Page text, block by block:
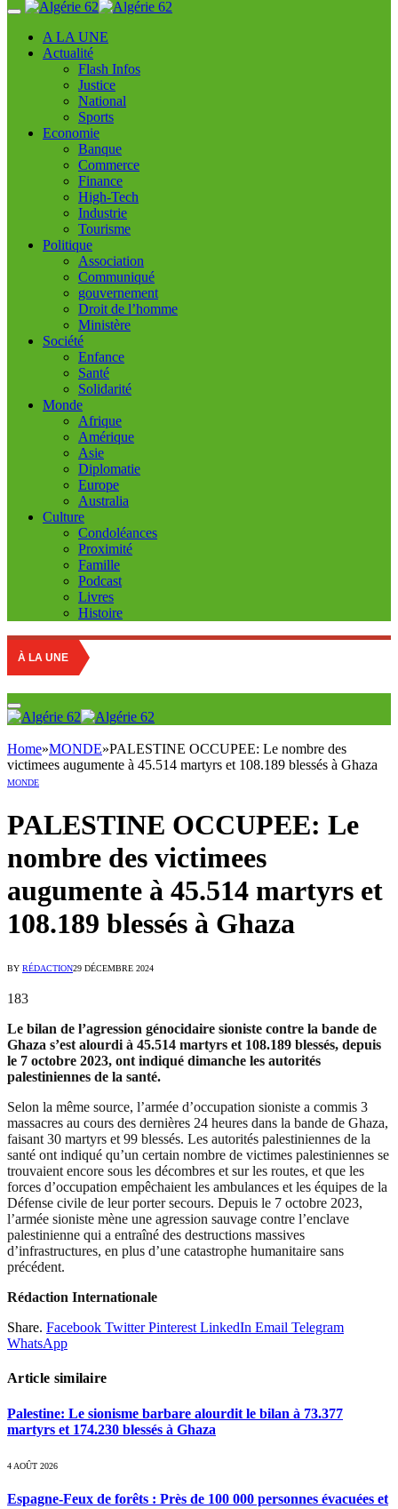
A LA UNE
Actualité
Flash Infos
Justice
National
Sports
Economie
Banque
Commerce
Finance
High-Tech
Industrie
Tourisme
Politique
Association
Communiqué
gouvernement
Droit de l’homme
Ministère
Société
Enfance
Santé
Solidarité
Monde
Afrique
Amérique
Asie
Diplomatie
Europe
Australia
Culture
Condoléances
Proximité
Famille
Podcast
Livres
Histoire
À LA UNE
Home»MONDE»PALESTINE OCCUPEE: Le nombre des
victimees augumente à 45.514 martyrs et 108.189 blessés à Ghaza
MONDE
PALESTINE OCCUPEE: Le
nombre des victimees
augumente à 45.514 martyrs et
108.189 blessés à Ghaza
BY RÉDACTION29 DÉCEMBRE 2024
183
Le bilan de l’agression génocidaire sioniste contre la bande de
Ghaza s’est alourdi à 45.514 martyrs et 108.189 blessés, depuis
le 7 octobre 2023, ont indiqué dimanche les autorités
palestiniennes de la santé.
Selon la même source, l’armée d’occupation sioniste a commis 3
massacres au cours des dernières 24 heures dans la bande de Ghaza,
faisant 30 martyrs et 99 blessés. Les autorités palestiniennes de la
santé ont indiqué qu’un certain nombre de victimes palestiniennes se
trouvaient encore sous les décombres et sur les routes, et que les
forces d’occupation empêchaient les ambulances et les équipes de la
Défense civile de leur porter secours. Depuis le 7 octobre 2023,
l’armée sioniste mène une agression sauvage contre l’enclave
palestinienne qui a entraîné des destructions massives
d’infrastructures, en plus d’une catastrophe humanitaire sans
précédent.
Rédaction Internationale
Share. Facebook Twitter Pinterest LinkedIn Email Telegram
WhatsApp
Article similaire
Palestine: Le sionisme barbare alourdit le bilan à 73.377
martyrs et 174.230 blessés à Ghaza
4 AOÛT 2026
Espagne-Feux de forêts : Près de 100 000 personnes évacuées et